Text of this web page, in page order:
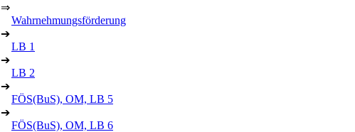
⇒
Wahrnehmungsförderung
➔
LB 1
➔
LB 2
➔
FÖS(BuS), OM, LB 5
➔
FÖS(BuS), OM, LB 6